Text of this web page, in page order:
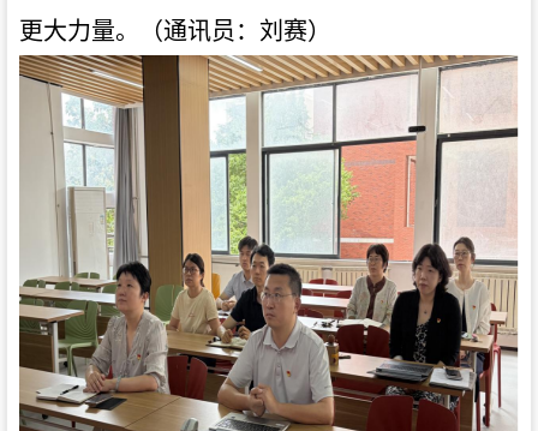
更大力量。（通讯员：刘赛）